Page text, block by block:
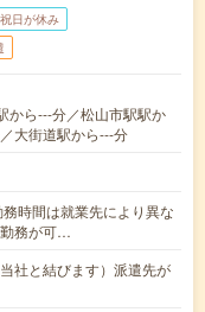
日が休み
から---分／松山市駅駅か
大街道駅から---分
時間は就業先により異な
務が可…
社と結びます）派遣先が